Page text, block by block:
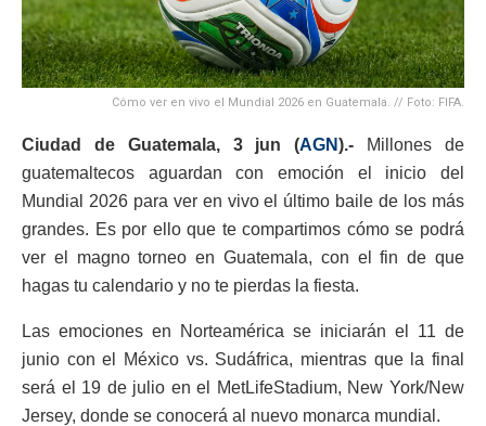
Cómo ver en vivo el Mundial 2026 en Guatemala. // Foto: FIFA.
Ciudad de Guatemala, 3 jun (AGN).-
Millones de
guatemaltecos aguardan con emoción el inicio del
Mundial 2026 para ver en vivo el último baile de los más
grandes. Es por ello que te compartimos cómo se podrá
ver el magno torneo en Guatemala, con el fin de que
hagas tu calendario y no te pierdas la fiesta.
Las emociones en Norteamérica se iniciarán el 11 de
junio con el México vs. Sudáfrica, mientras que la final
será el 19 de julio en el MetLifeStadium, New York/New
Jersey, donde se conocerá al nuevo monarca mundial.